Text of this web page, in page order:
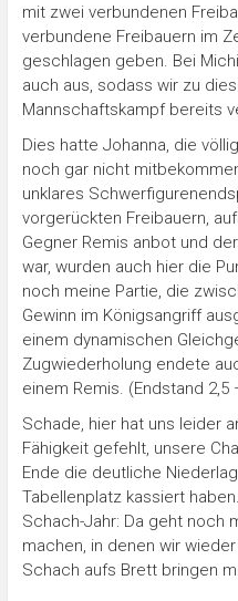
mit zwei verbundenen
verbundene Freibauern im
geschlagen geben. Bei
auch aus, sodass wir zu
Mannschaftskampf bereits
Dies hatte Johanna, die
noch gar nicht
unklares
vorgerückten Freibauern,
Gegner Remis anbot und
war, wurden auch hier die
noch meine Partie, die
Gewinn im Königsangriff
einem dynamischen
Zugwiederholung endete
einem Remis. (Endstand 2,5
Schade, hier hat uns leider
Fähigkeit gefehlt, unsere
Ende die deutliche
Tabellenplatz kassiert
Schach-Jahr: Da geht noch
machen, in denen wir
Schach aufs Brett bringen